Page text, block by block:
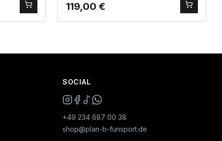
119,00 €
SOCIAL
+49 234 687 00 38
shop@plan-b-funsport.de